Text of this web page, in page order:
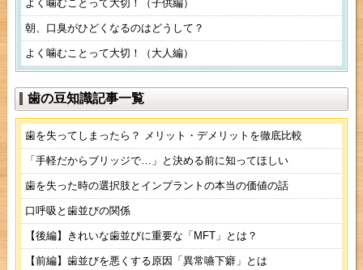
よく噛むことって大切！（子供編）
朝、口臭がひどくなるのはどうして？
よく噛むことって大切！（大人編）
歯の豆知識記事一覧
歯を失ってしまったら？ メリット・デメリットを徹底比較
「手軽だからブリッジで…」と決める前に知ってほしい
歯を失った時の選択肢とインプラントの本当の価値の話
口呼吸と歯並びの関係
【後編】きれいな歯並びに重要な「MFT」とは？
【前編】歯並びを悪くする原因「異常嚥下癖」とは